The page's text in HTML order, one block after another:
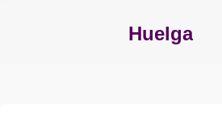
Huelga